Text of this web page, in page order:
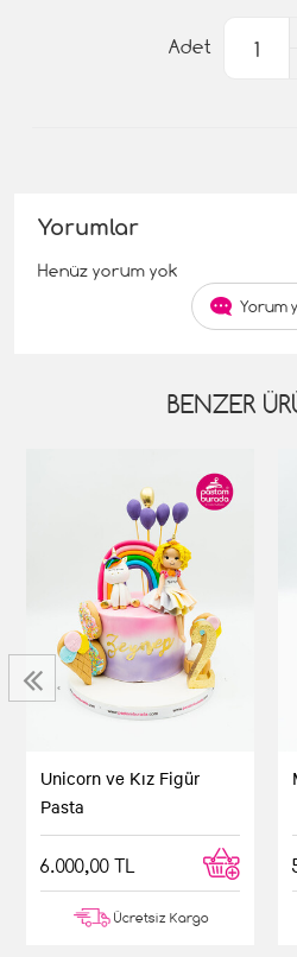
Adet
Yorumlar
Henüz yorum yok
Yorum
BENZER
Unicorn ve Kız Figür
Pasta
6.000,00 TL
Ücretsiz Kargo
‹